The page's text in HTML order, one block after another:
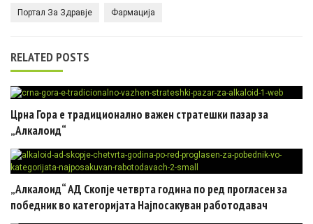
Портал За Здравје Фармација
RELATED POSTS
Црна Гора e традиционално важен стратешки пазар за
„Алкалоид“
„Алкалоид“ АД Скопје четврта година по ред прогласен за
победник во категоријата Најпосакуван работодавач